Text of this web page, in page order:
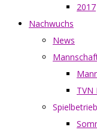
2017
Nachwuchs
News
TVN
Spielbetrieb